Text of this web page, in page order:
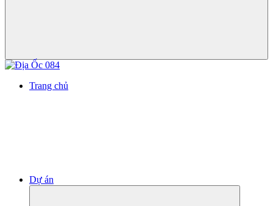
Trang chủ
Dự án